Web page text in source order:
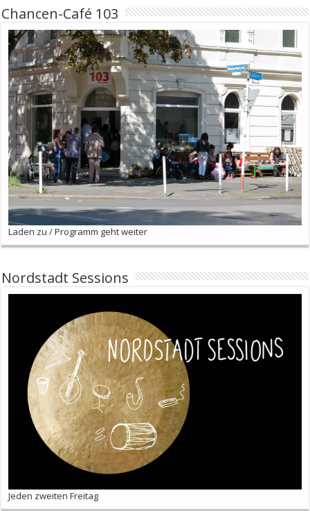
Chancen-Café 103
Laden zu / Programm geht weiter
Nordstadt Sessions
Jeden zweiten Freitag